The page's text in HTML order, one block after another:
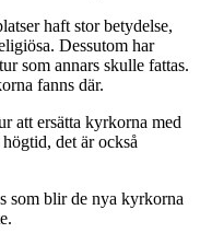
haft stor betydelse,
Dessutom har
som annars skulle fattas.
fanns där.
att ersätta kyrkorna med
det är också
som blir de nya kyrkorna